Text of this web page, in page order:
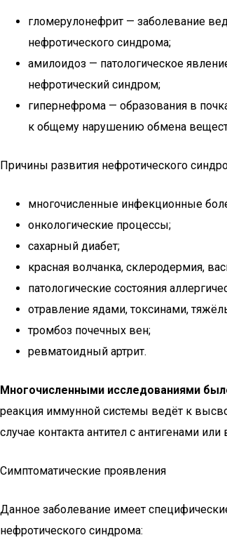
гломерулонефрит — заболевание
нефротического синдрома;
амилоидоз — патологическое
нефротический синдром;
гипернефрома — образования в
к общему нарушению обмена
Причины развития нефротического
многочисленные инфекционные
онкологические процессы;
сахарный диабет;
красная волчанка, склеродермия,
патологические состояния
отравление ядами, токсинами,
тромбоз почечных вен;
ревматоидный артрит.
Многочисленными исследованиями
реакция иммунной системы ведёт к
случае контакта антител с антигенами
Симптоматические проявления
Данное заболевание имеет
нефротического синдрома: